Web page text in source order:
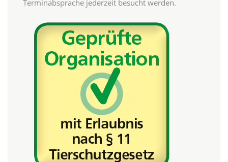
Terminabsprache jederzeit besucht werden.